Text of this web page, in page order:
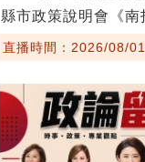
縣市政策說明會《南
直播時間：2026/08/